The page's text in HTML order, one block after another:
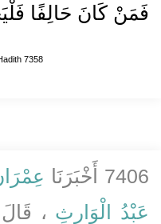
فَمَنْ كَانَ حَالِفًا
7358
7406 أَخْبَرَنَا
عَبْدُ الْوَارِثِ ،